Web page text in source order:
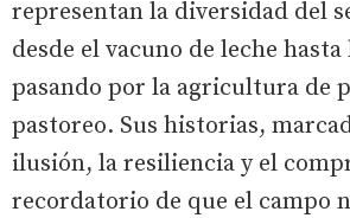
representan la diversidad del
desde el vacuno de leche
pasando por la agricultura de
pastoreo. Sus historias,
ilusión, la resiliencia y el
recordatorio de que el campo